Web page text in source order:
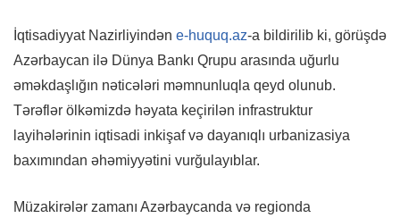
İqtisadiyyat Nazirliyindən e-huquq.az-a bildirilib ki, görüşdə
Azərbaycan ilə Dünya Bankı Qrupu arasında uğurlu
əməkdaşlığın nəticələri məmnunluqla qeyd olunub.
Tərəflər ölkəmizdə həyata keçirilən infrastruktur
layihələrinin iqtisadi inkişaf və dayanıqlı urbanizasiya
baxımından əhəmiyyətini vurğulayıblar.
Müzakirələr zamanı Azərbaycanda və regionda